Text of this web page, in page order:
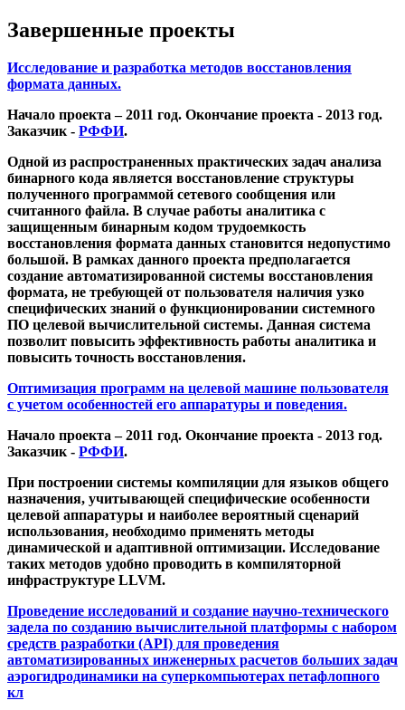
Завершенные проекты
Исследование и разработка методов восстановления
формата данных.
Начало проекта – 2011 год. Окончание проекта - 2013 год.
Заказчик - РФФИ.
Одной из распространенных практических задач анализа
бинарного кода является восстановление структуры
полученного программой сетевого сообщения или
считанного файла. В случае работы аналитика с
защищенным бинарным кодом трудоемкость
восстановления формата данных становится недопустимо
большой. В рамках данного проекта предполагается
создание автоматизированной системы восстановления
формата, не требующей от пользователя наличия узко
специфических знаний о функционировании системного
ПО целевой вычислительной системы. Данная система
позволит повысить эффективность работы аналитика и
повысить точность восстановления.
Оптимизация программ на целевой машине пользователя
с учетом особенностей его аппаратуры и поведения.
Начало проекта – 2011 год. Окончание проекта - 2013 год.
Заказчик - РФФИ.
При построении системы компиляции для языков общего
назначения, учитывающей специфические особенности
целевой аппаратуры и наиболее вероятный сценарий
использования, необходимо применять методы
динамической и адаптивной оптимизации. Исследование
таких методов удобно проводить в компиляторной
инфраструктуре LLVM.
Проведение исследований и создание научно-технического
задела по созданию вычислительной платформы с набором
средств разработки (API) для проведения
автоматизированных инженерных расчетов больших задач
аэрогидродинамики на суперкомпьютерах петафлопного
кл